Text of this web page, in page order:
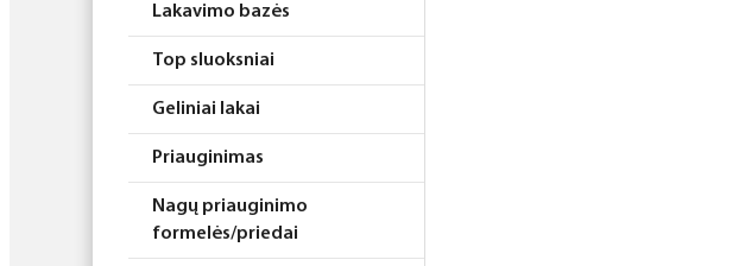
Lakavimo bazės
Top sluoksniai
Geliniai lakai
Priauginimas
Nagų priauginimo
formelės/priedai